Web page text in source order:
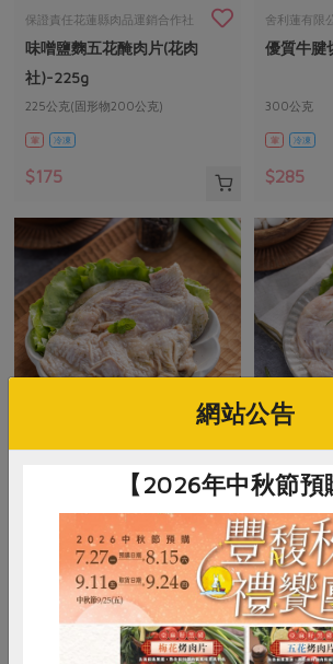
保證責任花蓮縣肉品運銷合作社
味噌鹽麴五花醃肉片(花肉
社)-225g
225公克(固形物200公克)
葷 冷凍
$175
舍利蓮有限
優質牛腱
300公克
葷 冷凍
$285
泰式香茅醃漬雞腿排(御
正)-200g/包
$128
經典原味
正)-
200公克
葷 冷凍
$128
網站公告
【2026年中秋節預